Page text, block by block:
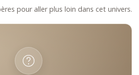
pour aller plus loin dans cet univers.